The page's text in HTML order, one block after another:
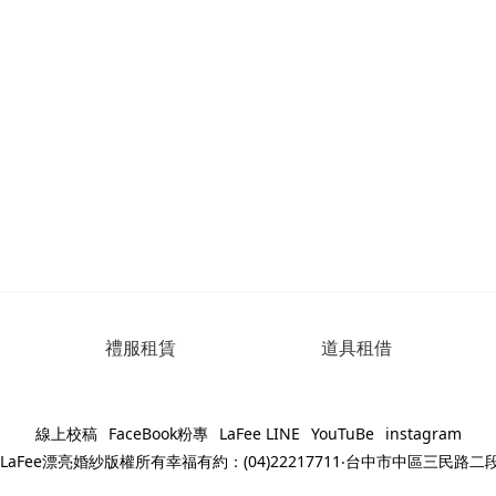
禮服租賃 道具租借
線上校稿 FaceBook粉專 LaFee LINE YouTuBe
instagram
漂亮婚紗版權所有幸福有約：(04)22217711‧台中市中區三民路二